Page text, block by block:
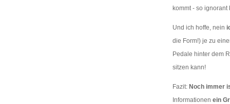
kommt - so
Und ich hoffe, nein
die Form!) je zu
Pedale hinter dem
sitzen kann!
Fazit: Noch immer
Informationen ein